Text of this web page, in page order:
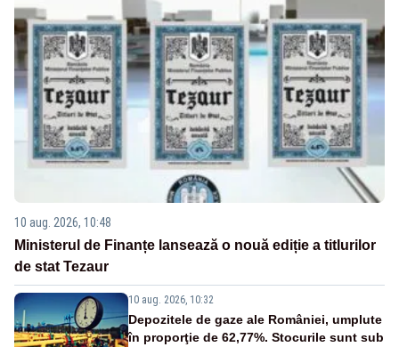
10 aug. 2026, 10:48
Ministerul de Finanțe lansează o nouă ediție a titlurilor
de stat Tezaur
10 aug. 2026, 10:32
Depozitele de gaze ale României, umplute
în proporţie de 62,77%. Stocurile sunt sub